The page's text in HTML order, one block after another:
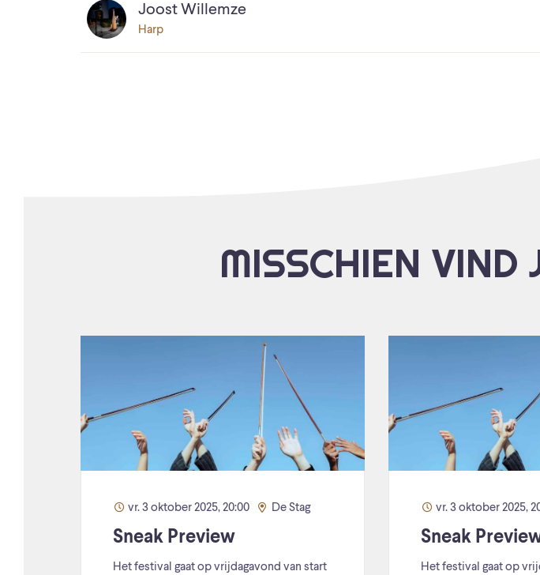
Joost Willemze
Harp
MISSCHIEN VIND
vr. 3 oktober 2025, 20:00 De Stag
Sneak Preview
Het festival gaat op vrijdagavond van start
vr. 3 oktober 2025,
Sneak
Het festival gaat op